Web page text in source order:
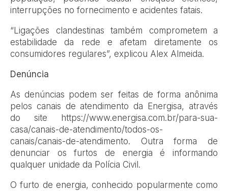
interrupções no fornecimento e acidentes fatais.
“Ligações clandestinas também comprometem a
estabilidade da rede e afetam diretamente os
consumidores regulares”, explicou Alex Almeida.
Denúncia
As denúncias podem ser feitas de forma anônima
pelos canais de atendimento da Energisa, através
do site https://www.energisa.com.br/para-sua-
casa/canais-de-atendimento/todos-os-
canais/canais-de-atendimento. Outra forma de
denunciar os furtos de energia é informando
qualquer unidade da Polícia Civil.
O furto de energia, conhecido popularmente como